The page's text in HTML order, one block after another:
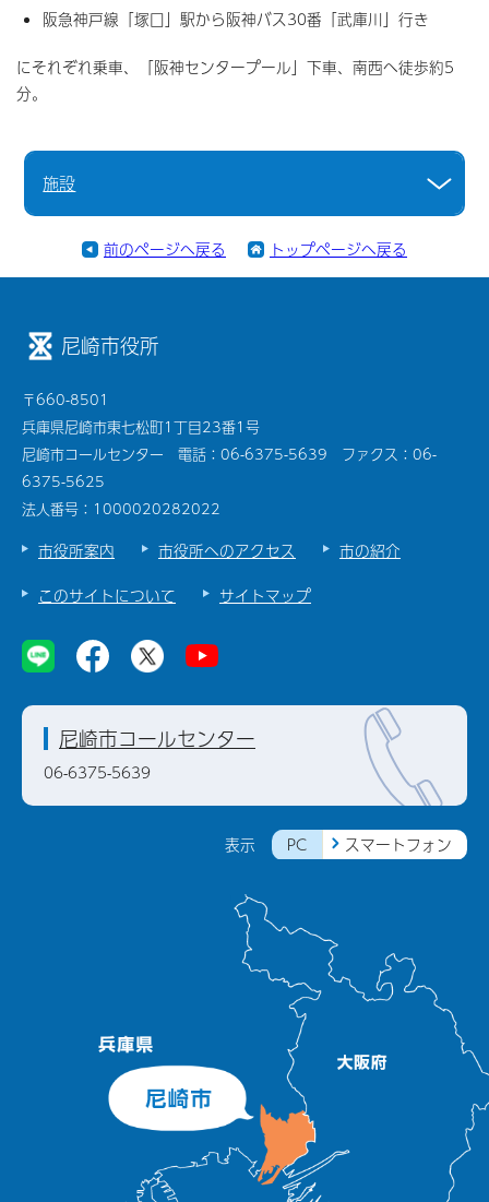
阪急神戸線「塚口」駅から阪神バス30番「武庫川」行き
にそれぞれ乗車、「阪神センタープール」下車、南西へ徒歩約5
分。
施設
前のページへ戻る トップページへ戻る
尼崎市役所
〒660-8501
兵庫県尼崎市東七松町1丁目23番1号
尼崎市コールセンター 電話：06-6375-5639 ファクス：06-
6375-5625
法人番号：1000020282022
市役所案内 市役所へのアクセス
市の紹介
このサイトについて
サイトマップ
表示 PC スマートフォン
尼崎市コールセンター
06-6375-5639